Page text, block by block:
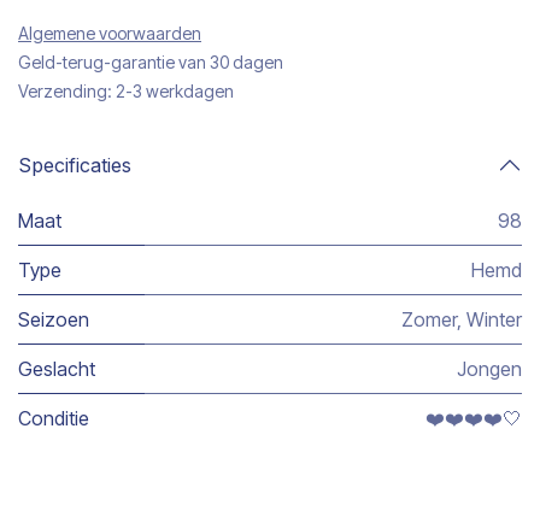
Algemene voorwaarden
Geld-terug-garantie van 30 dagen
Verzending: 2-3 werkdagen
Specificaties
Maat 98
Type Hemd
Seizoen Zomer, Winter
Geslacht Jongen
Conditie ❤️❤️❤️❤️🤍